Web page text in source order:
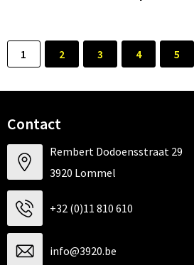
1 2 3 4 5
Contact
Rembert Dodoensstraat 29
3920 Lommel
+32 (0)11 810 610
info@3920.be